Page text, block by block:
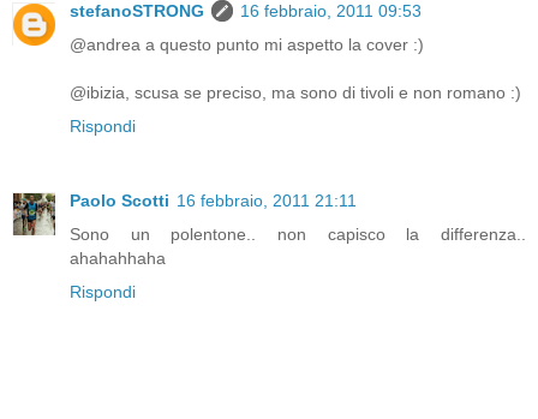
stefanoSTRONG
16 febbraio, 2011 09:53
@andrea a questo punto mi aspetto la cover :)
@ibizia, scusa se preciso, ma sono di tivoli e non romano :)
Rispondi
Paolo Scotti 16 febbraio, 2011 21:11
Sono un polentone.. non capisco la differenza..
ahahahhaha
Rispondi